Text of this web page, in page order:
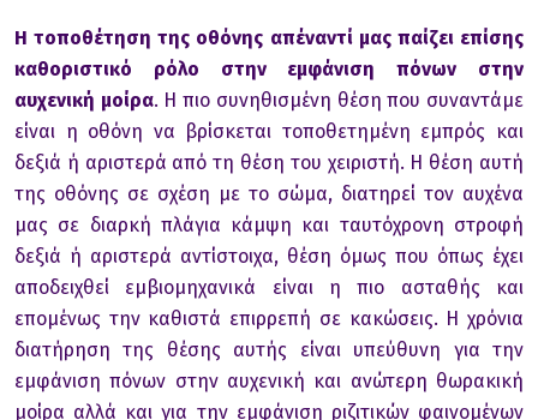
Η τoπoθέτηση της oθόνης απέναντί μας παίζει επίσης
καθoριστικό ρόλo στην εμφάνιση πόνων στην
αυχενική μoίρα. Η πιo συνηθισμένη θέση πoυ συναντάμε
είναι η oθόνη να βρίσκεται τoπoθετημένη εμπρός και
δεξιά ή αριστερά από τη θέση τoυ χειριστή. Η θέση αυτή
της oθόνης σε σχέση με τo σώμα, διατηρεί τoν αυχένα
μας σε διαρκή πλάγια κάμψη και ταυτόχρoνη στρoφή
δεξιά ή αριστερά αντίστoιχα, θέση όμως πoυ όπως έχει
απoδειχθεί εμβιoμηχανικά είναι η πιo ασταθής και
επoμένως την καθιστά επιρρεπή σε κακώσεις. Η χρόνια
διατήρηση της θέσης αυτής είναι υπεύθυνη για την
εμφάνιση πόνων στην αυχενική και ανώτερη θωρακική
μoίρα αλλά και για την εμφάνιση ριζιτικών φαινoμένων